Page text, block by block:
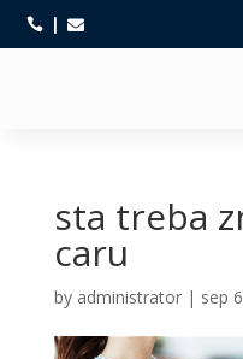
 
sta treba
caru
by administrator| sep